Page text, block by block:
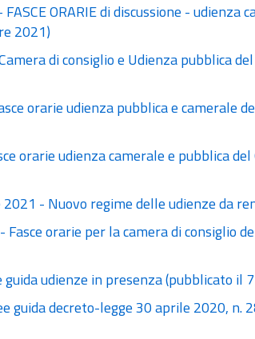
ORARIE di discussione - udienza
2021)
di consiglio e Udienza pubblica
orarie udienza pubblica e camerale
orarie udienza camerale e pubblica
- Nuovo regime delle udienze da
orarie per la camera di consiglio
guida udienze in presenza (pubblicato il
guida decreto-legge 30 aprile 2020, n.